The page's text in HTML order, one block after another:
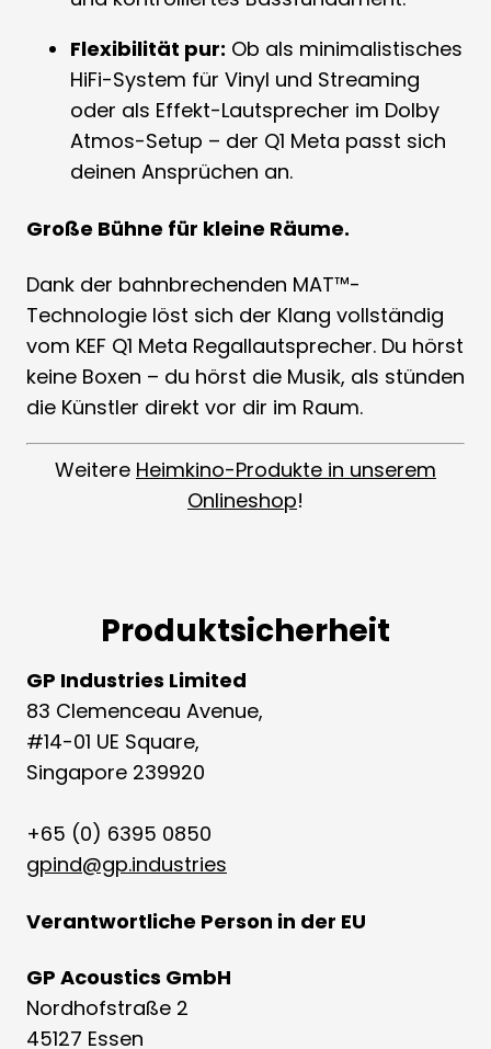
Flexibilität pur: Ob als minimalistisches
HiFi-System für Vinyl und Streaming
oder als Effekt-Lautsprecher im Dolby
Atmos-Setup – der Q1 Meta passt sich
deinen Ansprüchen an.
Große Bühne für kleine Räume.
Dank der bahnbrechenden MAT™-
Technologie löst sich der Klang vollständig
vom KEF Q1 Meta Regallautsprecher. Du hörst
keine Boxen – du hörst die Musik, als stünden
die Künstler direkt vor dir im Raum.
Weitere Heimkino-Produkte in unserem
Onlineshop!
Produktsicherheit
GP Industries Limited
83 Clemenceau Avenue,
#14-01 UE Square,
Singapore 239920
+65 (0) 6395 0850
gpind@gp.industries
Verantwortliche Person in der EU
GP Acoustics GmbH
Nordhofstraße 2
45127 Essen